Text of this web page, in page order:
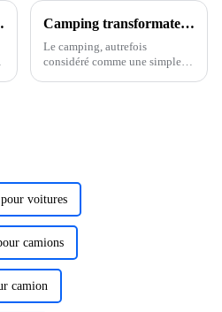
l'eau Camping transformateur : un voyage qui change des vies
Le camping, autrefois
considéré comme une simple
voitures
camions
camion